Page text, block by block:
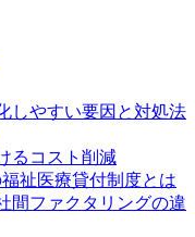
しやすい要因と対処法
るコスト削減
祉医療貸付制度とは
間ファクタリングの違